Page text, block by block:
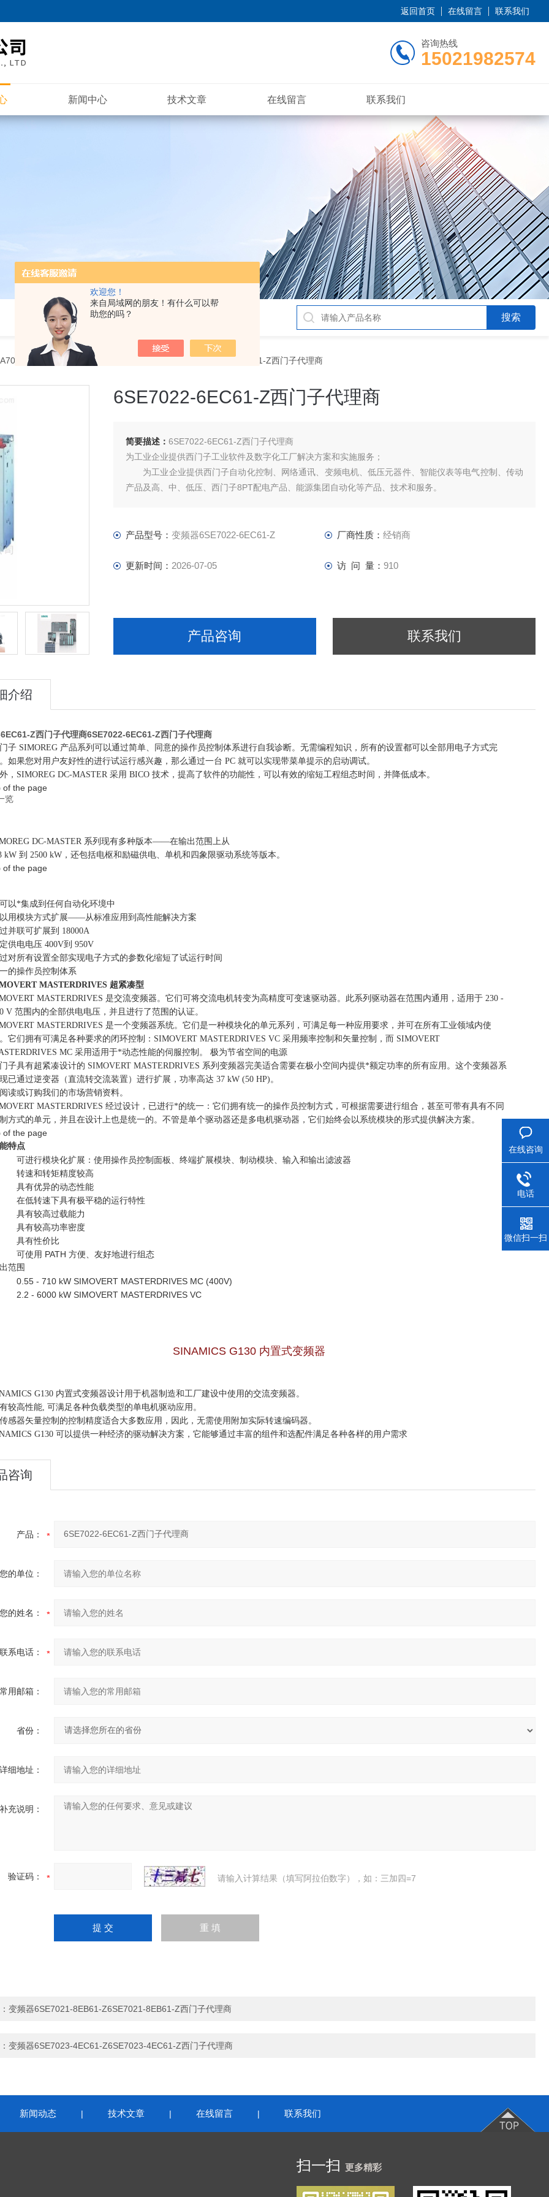
欢迎您！
来自局域网的朋友！有什么可以帮
助您的吗？
返回首页 在线留言 联系我们
咨询热线
15021982574
新闻中心 技术文章 在线留言 联系我们
西门子一级代理商 > 变频器6SE7022-6EC61-Z6SE7022-6EC61-Z西门子代理商
6SE7022-6EC61-Z西门子代理商
简要描述： 6SE7022-6EC61-Z西门子代理商
为工业企业提供西门子工业软件及数字化工厂解决方案和实施服务；
为工业企业提供西门子自动化控制、网络通讯、变频电机、低压元器件、智能仪表等电气控制、传动
产品及高、中、低压、西门子8PT配电产品、能源集团自动化等产品、技术和服务。
产品型号： 变频器6SE7022-6EC61-Z 厂商性质： 经销商
更新时间： 2026-07-05 访 问 量： 910
产品咨询 联系我们
介绍
Z西门子代理商6SE7022-6EC61-Z西门子代理商
子 SIMOREG 产品系列可以通过简单、同意的操作员控制体系进行自我诊断。无需编程知识，所有的设置都可以全部用电子方式完
如果您对用户友好性的进行试运行感兴趣，那么通过一台 PC 就可以实现带菜单提示的启动调试。
，SIMOREG DC-MASTER 采用 BICO 技术，提高了软件的功能性，可以有效的缩短工程组态时间，并降低成本。
of the page
览
DC-MASTER 系列现有多种版本——在输出范围上从
kW 到 2500 kW，还包括电枢和励磁供电、单机和四象限驱动系统等版本。
of the page
以*集成到任何自动化环境中
用模块方式扩展——从标准应用到高性能解决方案
并联可扩展到 18000A
供电电压 400V到 950V
对所有设置全部实现电子方式的参数化缩短了试运行时间
的操作员控制体系
MASTERDRIVES 超紧凑型
MASTERDRIVES 是交流变频器。它们可将交流电机转变为高精度可变速驱动器。此系列驱动器在范围内通用，适用于 230 -
V 范围内的全部供电电压，并且进行了范围的认证。
MASTERDRIVES 是一个变频器系统。它们是一种模块化的单元系列，可满足每一种应用要求，并可在所有工业领域内使
它们拥有可满足各种要求的闭环控制：SIMOVERT MASTERDRIVES VC 采用频率控制和矢量控制，而 SIMOVERT
MC 采用适用于*动态性能的伺服控制。 极为节省空间的电源
子具有超紧凑设计的 SIMOVERT MASTERDRIVES 系列变频器完美适合需要在极小空间内提供*额定功率的所有应用。这个变频器系
已通过逆变器（直流转交流装置）进行扩展，功率高达 37 kW (50 HP)。
读或订购我们的市场营销资料。
MASTERDRIVES 经过设计，已进行*的统一：它们拥有统一的操作员控制方式，可根据需要进行组合，甚至可带有具有不同
方式的单元，并且在设计上也是统一的。不管是单个驱动器还是多电机驱动器，它们始终会以系统模块的形式提供解决方案。
of the page
特点
可进行模块化扩展：使用操作员控制面板、终端扩展模块、制动模块、输入和输出滤波器
转速和转矩精度较高
具有优异的动态性能
在低转速下具有极平稳的运行特性
具有较高过载能力
具有较高功率密度
具有性价比
可使用 PATH 方便、友好地进行组态
范围
0.55 - 710 kW SIMOVERT MASTERDRIVES MC (400V)
2.2 - 6000 kW SIMOVERT MASTERDRIVES VC
SINAMICS G130 内置式变频器
G130 内置式变频器设计用于机器制造和工厂建设中使用的交流变频器。
较高性能, 可满足各种负载类型的单电机驱动应用。
感器矢量控制的控制精度适合大多数应用，因此，无需使用附加实际转速编码器。
G130 可以提供一种经济的驱动解决方案，它能够通过丰富的组件和选配件满足各种各样的用户需求
咨询
产品：
您的单位：
您的姓名：
联系电话：
常用邮箱：
省份：
详细地址：
补充说明：
验证码： 请输入计算结果（填写阿拉伯数字），如：三加四=7
变频器6SE7021-8EB61-Z6SE7021-8EB61-Z西门子代理商
变频器6SE7023-4EC61-Z6SE7023-4EC61-Z西门子代理商
新闻动态 | 技术文章 | 在线留言 | 联系我们
扫一扫 更多精彩
在线咨询
电话
微信扫一扫